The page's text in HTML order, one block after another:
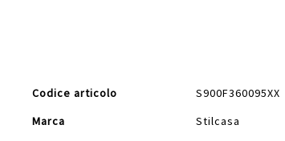
immagini
Maggiori
Codice articolo
S900F360095XX
Marca
Stilcasa